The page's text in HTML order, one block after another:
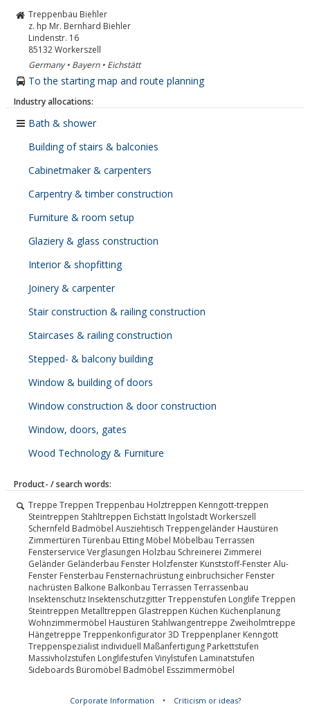
Treppenbau Biehler
z. hp Mr. Bernhard Biehler
Lindenstr. 16
85132Workerszell
Germany • Bayern • Eichstätt
To the starting map and route planning
Industry allocations:
Bath & shower
Building of stairs & balconies
Cabinetmaker & carpenters
Carpentry & timber construction
Furniture & room setup
Glaziery & glass construction
Interior & shopfitting
Joinery & carpenter
Stair construction & railing construction
Staircases & railing construction
Stepped- & balcony building
Window & building of doors
Window construction & door construction
Window, doors, gates
Wood Technology & Furniture
Product- / search words:
Treppe Treppen Treppenbau Holztreppen Kenngott-treppen
Steintreppen Stahltreppen Eichstätt Ingolstadt Workerszell
Schernfeld Badmöbel Ausziehtisch Treppengeländer Haustüren
Zimmertüren Türenbau Etting Möbel Möbelbau Terrassen
Fensterservice Verglasungen Holzbau Schreinerei Zimmerei
Geländer Geländerbau Fenster Holzfenster Kunststoff-Fenster Alu-
Fenster Fensterbau Fensternachrüstung einbruchsicher Fenster
nachrüsten Balkone Balkonbau Terrassen Terrassenbau
Insektenschutz Insektenschutzgitter Treppenstufen Longlife Treppen
Steintreppen Metalltreppen Glastreppen Küchen Küchenplanung
Wohnzimmermöbel Haustüren Stahlwangentreppe Zweiholmtreppe
Hängetreppe Treppenkonfigurator 3D Treppenplaner Kenngott
Treppenspezialist individuell Maßanfertigung Parkettstufen
Massivholzstufen Longlifestufen Vinylstufen Laminatstufen
Sideboards Büromöbel Badmöbel Esszimmermöbel
Corporate Information • Criticism or ideas?